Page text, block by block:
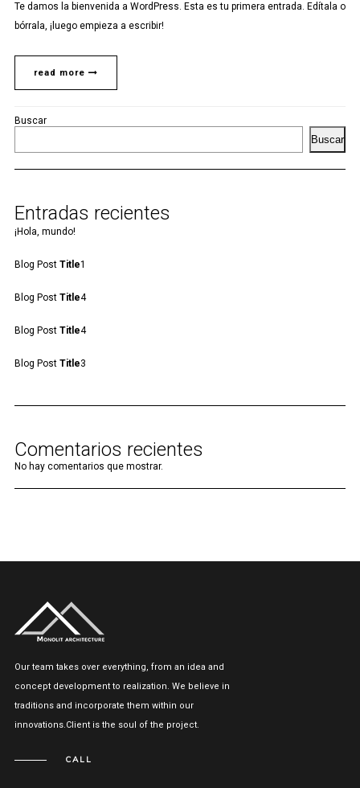
Te damos la bienvenida a WordPress. Esta es tu primera entrada. Edítala o
bórrala, ¡luego empieza a escribir!
read more
Buscar
Buscar
Entradas recientes
¡Hola, mundo!
Blog Post Title1
Blog Post Title4
Blog Post Title4
Blog Post Title3
Comentarios recientes
No hay comentarios que mostrar.
Our team takes over everything, from an idea and
concept development to realization. We believe in
traditions and incorporate them within our
innovations.Client is the soul of the project.
CALL